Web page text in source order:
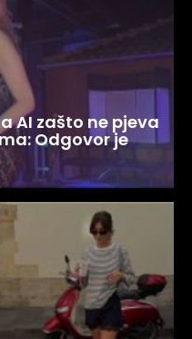
AI zašto ne pjeva
Odgovor je